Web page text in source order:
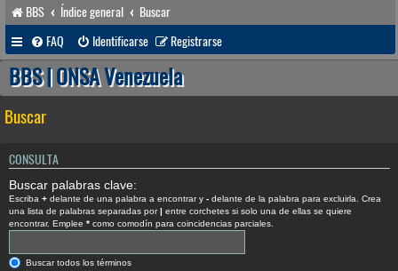
BBS Índice general
Buscar
FAQ
Identificarse Registrarse
BBS | ONSA Venezuela
Buscar
CONSULTA
Buscar palabras clave:
Escriba + delante de una palabra a encontrar y - delante de la palabra para excluirla. Crea
una lista de palabras separadas por| entre corchetes si solo una de ellas se quiere
encontrar. Emplee * como comodín para coincidencias parciales.
Buscar todos los términos